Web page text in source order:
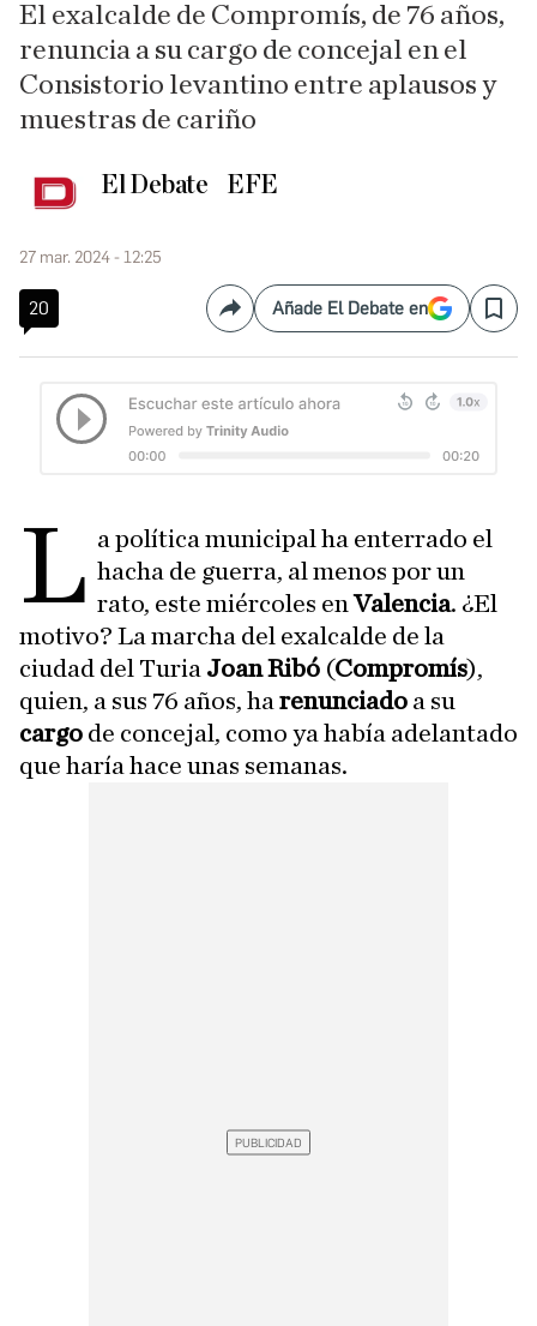
El exalcalde de Compromís, de 76 años,
renuncia a su cargo de concejal en el
Consistorio levantino entre aplausos y
muestras de cariño
El Debate EFE
27 mar. 2024 - 12:25
20 CompartirAñade El Debate en Save
L a política municipal ha enterrado el
hacha de guerra, al menos por un
rato, este miércoles enValencia. ¿El
motivo? La marcha del exalcalde de la
ciudad del Turia Joan Ribó (Compromís),
quien, a sus 76 años, ha renunciado a su
cargo de concejal, como ya había adelantado
que haría hace unas semanas.